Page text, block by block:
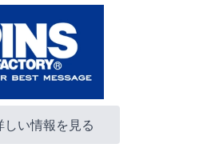
しい情報を見る